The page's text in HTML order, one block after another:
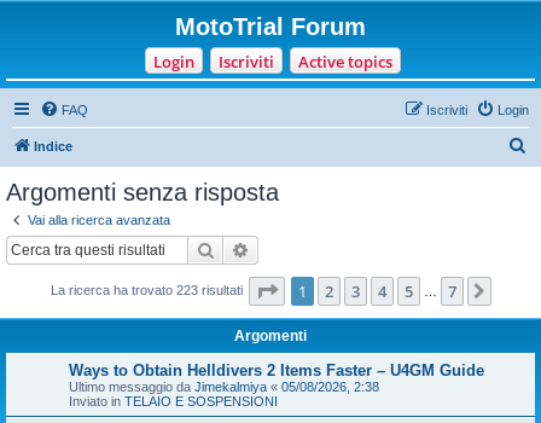
MotoTrial Forum
Login Iscriviti Active topics
FAQ Login
Iscriviti
Indice
Argomenti senza risposta
Vai alla ricerca avanzata
Cerca
La ricerca ha trovato 223 risultati Pagina di
1 2 3 4 5 7
Argomenti
Ways to Obtain Helldivers 2 Items Faster – U4GM Guide
Ultimo messaggio da Jimekalmiya « 05/08/2026, 2:38
Inviato in TELAIO E SOSPENSIONI